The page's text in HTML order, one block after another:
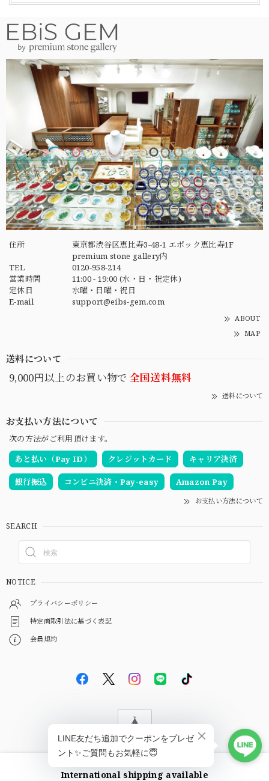
住所
東京都渋谷区恵比寿3-48-1 エポック恵比寿1F
premium stone gallery内
TEL
0120-958-214
営業時間
11:00 - 19:00 (水・日・祝定休)
定休日
水曜・日曜・祝日
E-mail
support@eibs-gem.com
ABOUT
MAP
送料について
9,000円以上のお買い物で 全国送料無料
送料について
お支払い方法について
次の方法がご利用頂けます。
あと払い（Pay ID）
クレジットカード キャリア決済
銀行振込 コンビニ決済・Pay-easy Amazon Pay
お支払い方法について
SEARCH
NOTICE
プライバシーポリシー
特定商取引法に基づく表記
会員規約
© EBiS GEM
International shipping available